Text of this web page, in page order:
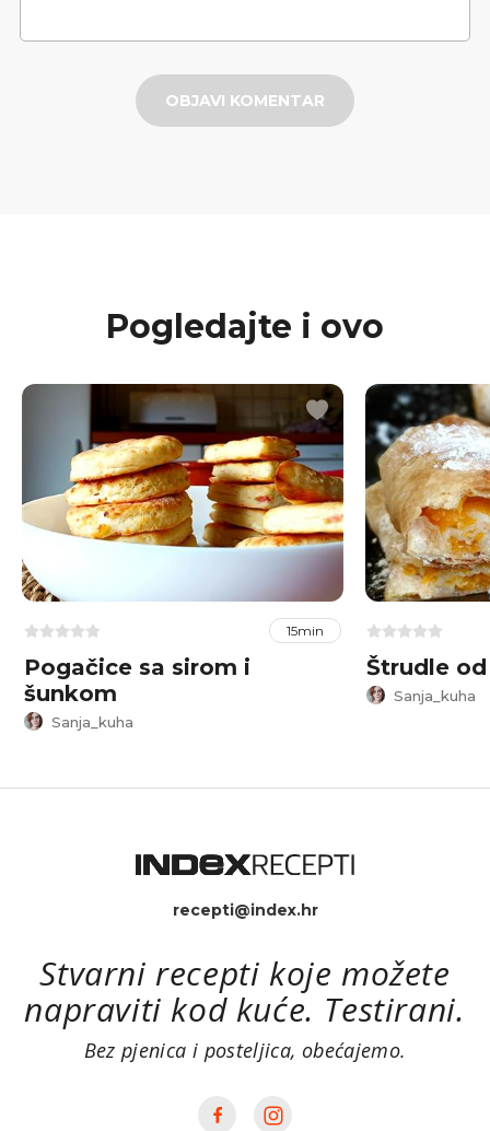
OBJAVI KOMENTAR
Pogledajte i ovo
15min
Pogačice sa sirom i
šunkom
Sanja_kuha
Štrudle
Sanja_kuha
recepti@index.hr
Stvarni recepti koje možete
napraviti kod kuće. Testirani.
Bez pjenica i posteljica, obećajemo.